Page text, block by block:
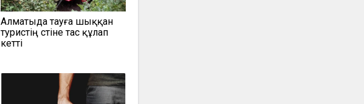
Алматыда тауға шыққан
туристің үстіне тас құлап
кетті